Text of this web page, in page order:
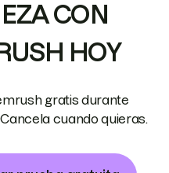
CON
HOY
gratis durante
cuando quieras.